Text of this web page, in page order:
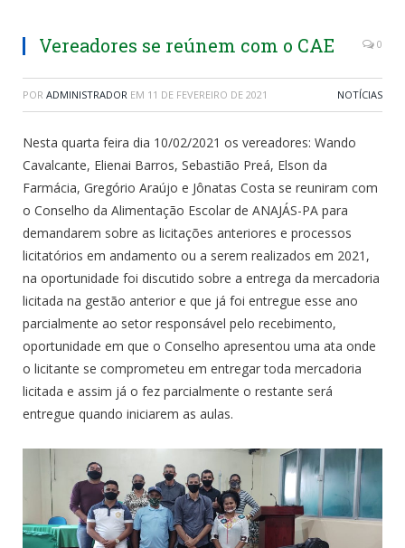
Vereadores se reúnem com o CAE 0
POR ADMINISTRADOR EM 11 DE FEVEREIRO DE 2021 NOTÍCIAS
Nesta quarta feira dia 10/02/2021 os vereadores: Wando
Cavalcante, Elienai Barros, Sebastião Preá, Elson da
Farmácia, Gregório Araújo e Jônatas Costa se reuniram com
o Conselho da Alimentação Escolar de ANAJÁS-PA para
demandarem sobre as licitações anteriores e processos
licitatórios em andamento ou a serem realizados em 2021,
na oportunidade foi discutido sobre a entrega da mercadoria
licitada na gestão anterior e que já foi entregue esse ano
parcialmente ao setor responsável pelo recebimento,
oportunidade em que o Conselho apresentou uma ata onde
o licitante se comprometeu em entregar toda mercadoria
licitada e assim já o fez parcialmente o restante será
entregue quando iniciarem as aulas.